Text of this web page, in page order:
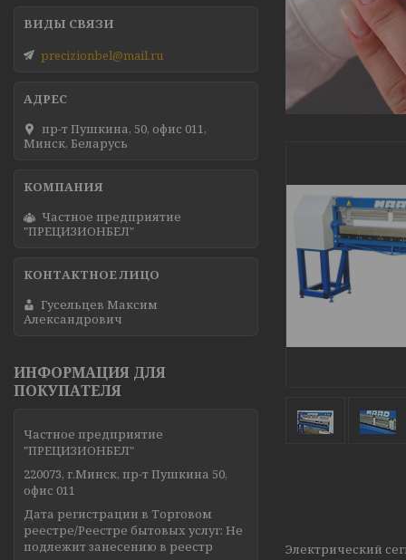
Электрический
precizionbel@mail.ru
пр-т Пушкина, 50, офис 011,
Минск, Беларусь
Частное предприятие
"ПРЕЦИЗИОНБЕЛ"
Гусельцев Максим
Александрович
ИНФОРМАЦИЯ ДЛЯ
ПОКУПАТЕЛЯ
Частное предприятие
"ПРЕЦИЗИОНБЕЛ"
220073, г.Минск, пр-т Пушкина 50,
офис 011
Дата регистрации в Торговом
реестре/Реестре бытовых услуг: Не
подлежит занесению в реестр